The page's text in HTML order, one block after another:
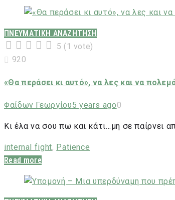
ΠΝΕΥΜΑΤΙΚΗ ΑΝΑΖΗΤΗΣΗ
2
1
5 (1 vote)
920
«Θα περάσει κι αυτό», να λες και να
Φαίδων Γεωργίου5 years ago0
Κι έλα να σου πω και κάτι…μη σε παίρνει
internal fight, Patience
Read more